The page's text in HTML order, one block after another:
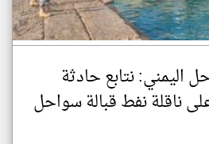
اليمني: نتابع حادثة
ناقلة نفط قبالة سواحل